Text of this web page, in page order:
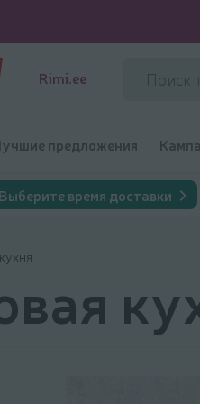
Rimi.ee
предложения
Выберите время доставки